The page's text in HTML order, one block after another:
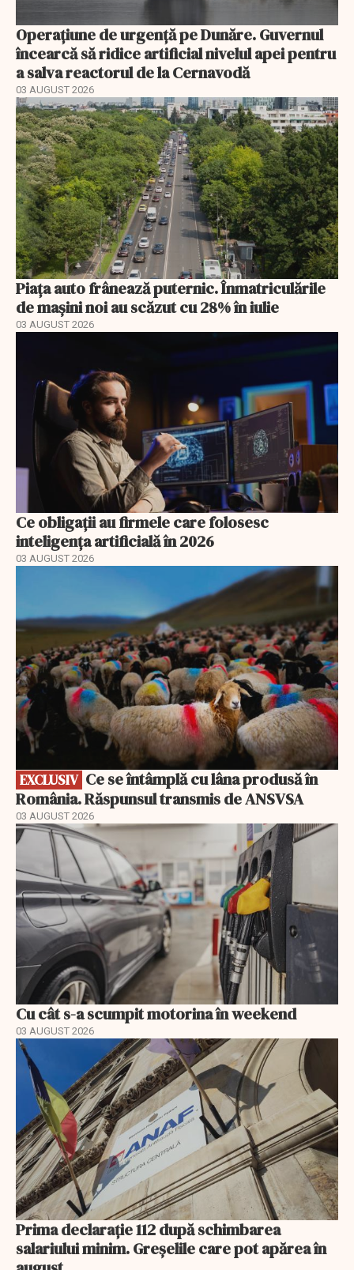
Operațiune de urgență pe Dunăre. Guvernul
încearcă să ridice artificial nivelul apei pentru
a salva reactorul de la Cernavodă
03 AUGUST 2026
Piața auto frânează puternic. Înmatriculările
de mașini noi au scăzut cu 28% în iulie
03 AUGUST 2026
Ce obligații au firmele care folosesc
inteligența artificială în 2026
03 AUGUST 2026
EXCLUSIV
România. Răspunsul transmis de ANSVSA
03 AUGUST 2026
Cu cât s-a scumpit motorina în weekend
03 AUGUST 2026
Prima declarație 112 după schimbarea
salariului minim. Greșelile care pot apărea în